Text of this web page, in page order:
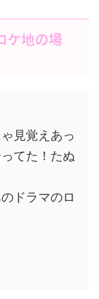
ケ地の場
見覚えあっ
てた！たぬ
ドラマのロ